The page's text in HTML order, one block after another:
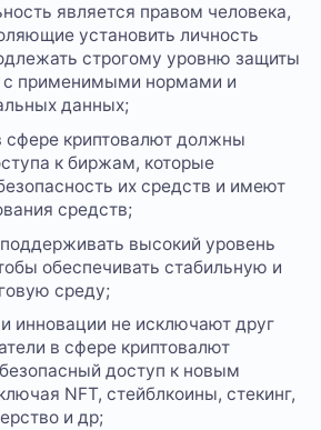
является правом человека,
установить личность
строгому уровню защиты
с применимыми нормами и
данных;
сфере криптовалют должны
к биржам, которые
их средств и имеют
средств;
высокий уровень
обеспечивать стабильную и
среду;
инновации не исключают друг
в сфере криптовалют
доступ к новым
NFT, стейблкоины, стекинг,
и др;